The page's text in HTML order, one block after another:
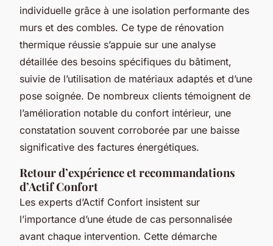
individuelle grâce à une isolation performante des
murs et des combles. Ce type de rénovation
thermique réussie s’appuie sur une analyse
détaillée des besoins spécifiques du bâtiment,
suivie de l’utilisation de matériaux adaptés et d’une
pose soignée. De nombreux clients témoignent de
l’amélioration notable du confort intérieur, une
constatation souvent corroborée par une baisse
significative des factures énergétiques.
Retour d’expérience et recommandations
d’Actif Confort
Les experts d’Actif Confort insistent sur
l’importance d’une étude de cas personnalisée
avant chaque intervention. Cette démarche